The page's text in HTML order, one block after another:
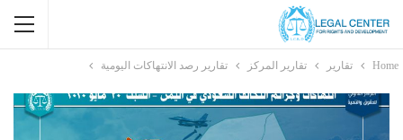
Home تقارير تقارير المركز تقارير رصد الانتهاكات اليومية